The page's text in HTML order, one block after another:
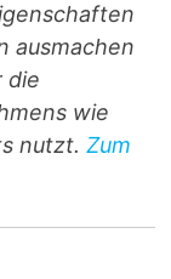
ausmachen
die
wie
nutzt.Zum